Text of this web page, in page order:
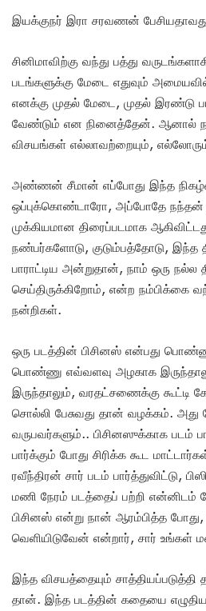
இயக்குநர் இரா சரவணன்
சினிமாவிற்கு வந்து பத்து
படங்களுக்கு மேடை எதுவும்
எனக்கு முதல் மேடை, முதல் இரண்டு
வேண்டும் என நினைத்தேன். ஆனால்
விசயங்கள் எல்லாவற்றையும்,
அண்ணன் சீமான் எப்போது இந்த
ஒப்புக்கொண்டாரோ, அப்போதே நந்தன்
முக்கியமான திரைப்படமாக
நண்பர்களோடு, குடும்பத்தோடு, இந்த
பாராட்டிய அன்றுதான், நாம் ஒரு நல்ல
செய்திருக்கிறோம், என்ற நம்பிக்கை
நன்றிகள்.
ஒரு படத்தின் பிசினஸ் என்பது பொண்ணு
பொண்ணு எவ்வளவு அழகாக
இருந்தாலும், வரதட்சணைக்கு கூட்டி
சொல்லி பேசுவது தான் வழக்கம்.
வருபவர்களும்.. பிசினஸுக்காக படம்
பார்க்கும் போது சிரிக்க கூட
ரவீந்திரன் சார் படம் பார்த்துவிட்டு,
மணி நேரம் படத்தைப் பற்றி என்னிடம்
பிசினஸ் என்று நான் ஆரம்பித்த
வெளியிடுவேன் என்றார், சார் உங்கள்
இந்த விசயத்தையும் சாத்தியப்படுத்தி
தான். இந்த படத்தின் கதையை